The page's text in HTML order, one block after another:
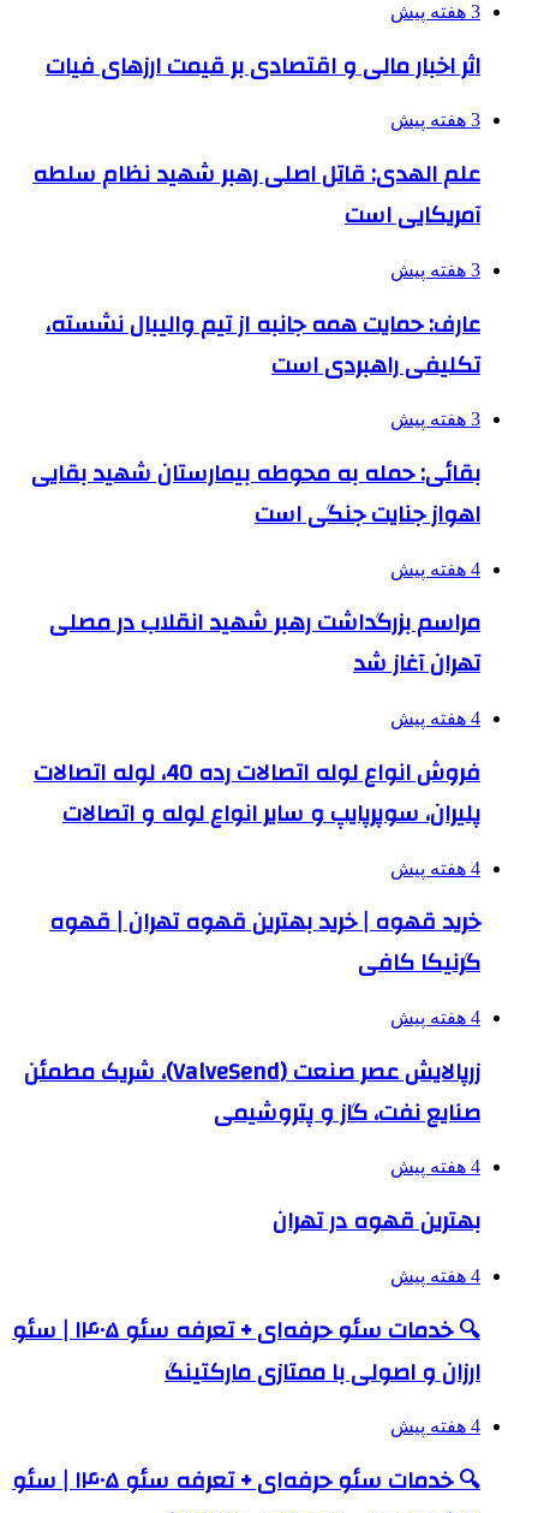
3 هفته پیش
اثر اخبار مالی و اقتصادی بر قیمت ارزهای فیات
3 هفته پیش
علم الهدی: قاتل اصلی رهبر شهید نظام سلطه
آمریکایی است
3 هفته پیش
عارف: حمایت همه جانبه از تیم والیبال نشسته،
تکلیفی راهبردی است
3 هفته پیش
بقائی: حمله به محوطه بیمارستان شهید بقایی
اهواز جنایت جنگی است
4 هفته پیش
مراسم بزرگداشت رهبر شهید انقلاب در مصلی
تهران آغاز شد
4 هفته پیش
فروش انواع لوله اتصالات رده 40، لوله اتصالات
پلیران، سوپرپایپ و سایر انواع لوله و اتصالات
4 هفته پیش
خرید قهوه | خرید بهترین قهوه تهران | قهوه
گرنیکا کافی
4 هفته پیش
زرپالایش عصر صنعت (ValveSend)، شریک مطمئن
صنایع نفت، گاز و پتروشیمی
4 هفته پیش
بهترین قهوه در تهران
4 هفته پیش
🔍 خدمات سئو حرفه‌ای + تعرفه سئو ۱۴۰۵ | سئو
ارزان و اصولی با ممتازی مارکتینگ
4 هفته پیش
🔍 خدمات سئو حرفه‌ای + تعرفه سئو ۱۴۰۵ | سئو